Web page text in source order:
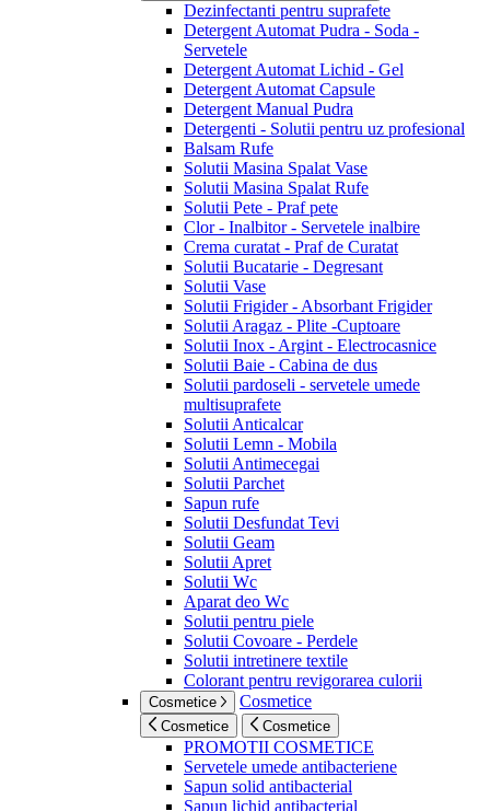
Dezinfectanti pentru suprafete
Detergent Automat Pudra - Soda -
Servetele
Detergent Automat Lichid - Gel
Detergent Automat Capsule
Detergent Manual Pudra
Detergenti - Solutii pentru uz profesional
Balsam Rufe
Solutii Masina Spalat Vase
Solutii Masina Spalat Rufe
Solutii Pete - Praf pete
Clor - Inalbitor - Servetele inalbire
Crema curatat - Praf de Curatat
Solutii Bucatarie - Degresant
Solutii Vase
Solutii Frigider - Absorbant Frigider
Solutii Aragaz - Plite -Cuptoare
Solutii Inox - Argint - Electrocasnice
Solutii Baie - Cabina de dus
Solutii pardoseli - servetele umede
multisuprafete
Solutii Anticalcar
Solutii Lemn - Mobila
Solutii Antimecegai
Solutii Parchet
Sapun rufe
Solutii Desfundat Tevi
Solutii Geam
Solutii Apret
Solutii Wc
Aparat deo Wc
Solutii pentru piele
Solutii Covoare - Perdele
Solutii intretinere textile
Colorant pentru revigorarea culorii
Cosmetice Cosmetice
Cosmetice Cosmetice
PROMOTII COSMETICE
Servetele umede antibacteriene
Sapun solid antibacterial
Sapun lichid antibacterial